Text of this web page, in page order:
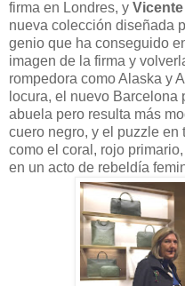
firma en Londres, y
nueva colección diseñada
genio que ha conseguido
imagen de la firma y
rompedora como Alaska y
locura, el nuevo Barcelona
abuela pero resulta más
cuero negro, y el puzzle
como el coral, rojo
en un acto de rebeldía